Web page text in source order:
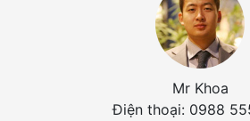
Mr Khoa
Điện thoại: 0988